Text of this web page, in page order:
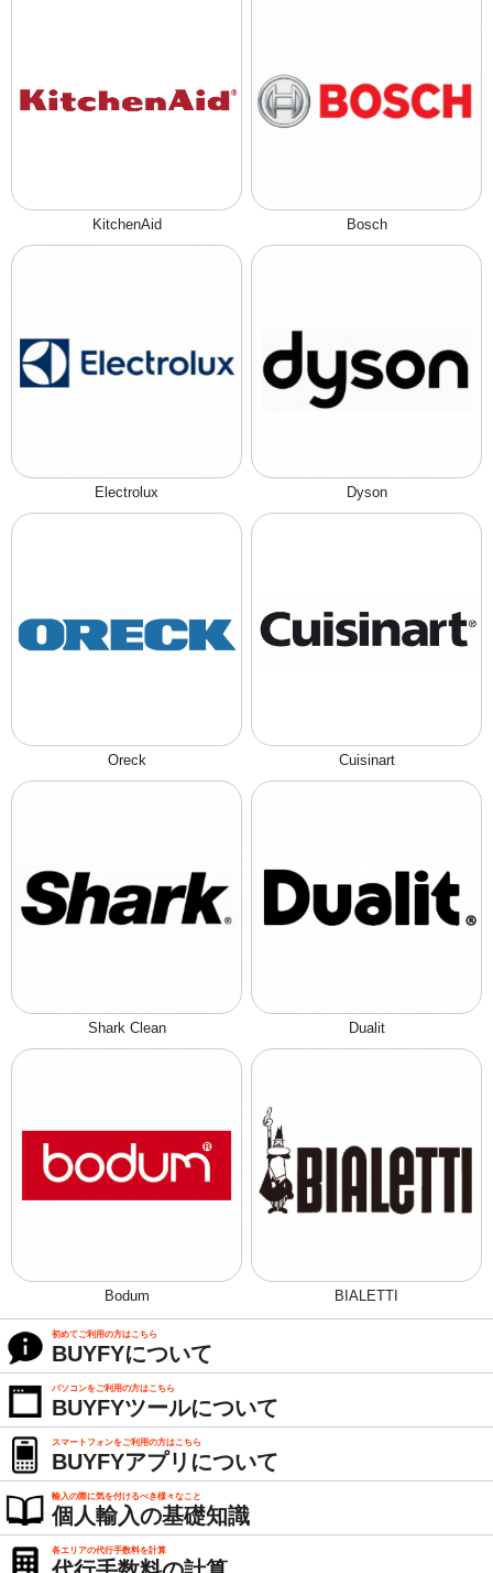
KitchenAid Bosch
Electrolux Dyson
Oreck Cuisinart
Shark Clean Dualit
Bodum BIALETTI
初めてご利用の方はこちら
BUYFYについて
パソコンをご利用の方はこちら
BUYFYツールについて
スマートフォンをご利用の方はこちら
BUYFYアプリについて
輸入の際に気を付けるべき様々なこと
個人輸入の基礎知識
各エリアの代行手数料を計算